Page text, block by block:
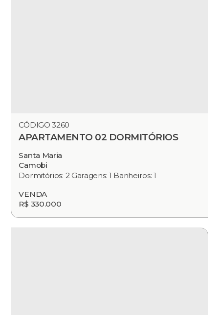
CÓDIGO 3260
APARTAMENTO 02 DORMITÓRIOS
Santa Maria
Camobi
Dormitórios: 2 Garagens: 1 Banheiros: 1
VENDA
R$ 330.000